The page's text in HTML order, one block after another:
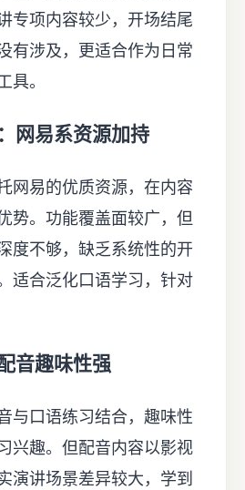
专项内容较少，开场结尾
有涉及，更适合作为日常
具。
网易系资源加持
网易的优质资源，在内容
势。功能覆盖面较广，但
度不够，缺乏系统性的开
适合泛化口语学习，针对
音趣味性强
与口语练习结合，趣味性
兴趣。但配音内容以影视
演讲场景差异较大，学到